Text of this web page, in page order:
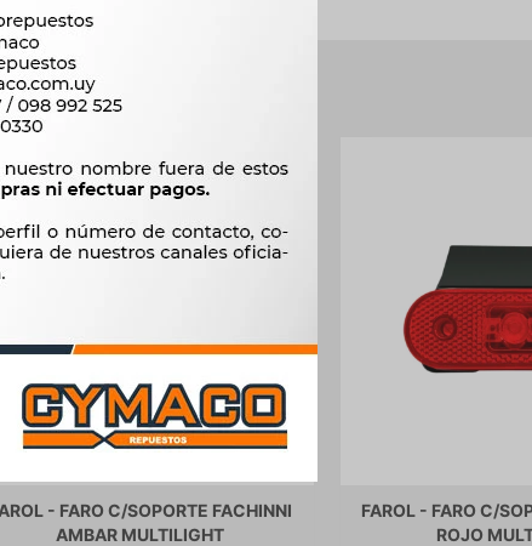
interesar
- FARO C/SOPORTE FACHINNI
AMBAR MULTILIGHT
FAROL - FARO C/
ROJO